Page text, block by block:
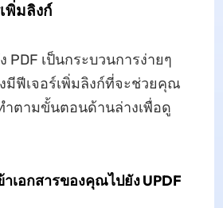
พิ่มลิงก์
PDF เป็นกระบวนการง่ายๆ
มีฟีเจอร์เพิ่มลิงก์ที่จะช่วยคุณ
ตามขั้นตอนด้านล่างเพื่อดู
เอกสารของคุณไปยัง UPDF